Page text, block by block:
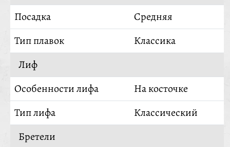
Посадка
Средняя
Тип плавок
Классика
Лиф
Особенности лифа
На косточке
Тип лифа
Классический
Бретели